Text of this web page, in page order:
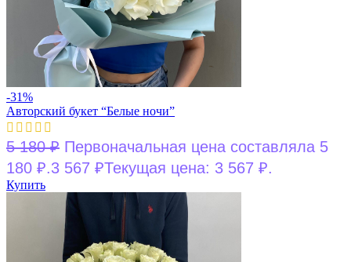
-31%
Авторский букет “Белые ночи”
5 180₽ Первоначальная цена составляла 5
180 ₽.3 567 ₽Текущая цена: 3 567 ₽.
Купить